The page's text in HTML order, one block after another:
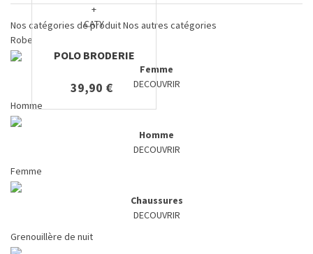
+
CATY
POLO BRODERIE
39,90 €
Nos catégories de produitNos autres catégories
Robe
Femme
DECOUVRIR
Homme
Homme
DECOUVRIR
Femme
Chaussures
DECOUVRIR
Grenouillère de nuit